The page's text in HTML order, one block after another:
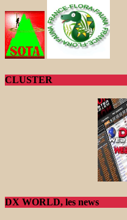
CLUSTER
DX WORLD, les news